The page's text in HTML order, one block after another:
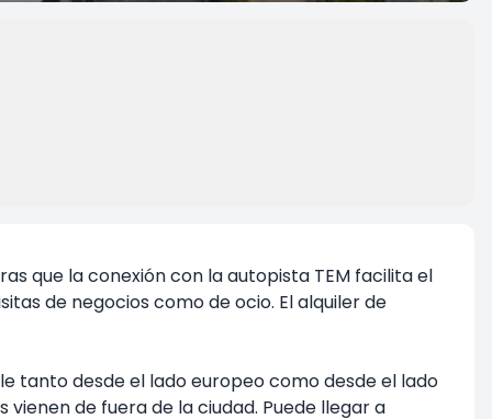
que la conexión con la autopista TEM facilita el
de negocios como de ocio. El alquiler de
tanto desde el lado europeo como desde el lado
de fuera de la ciudad. Puede llegar a